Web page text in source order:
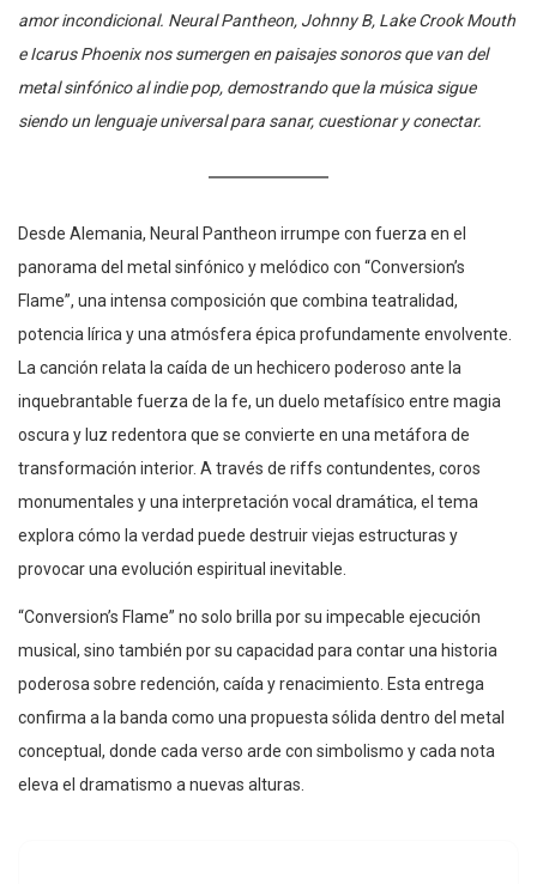
amor incondicional. Neural Pantheon, Johnny B, Lake Crook Mouth
e Icarus Phoenix nos sumergen en paisajes sonoros que van del
metal sinfónico al indie pop, demostrando que la música sigue
siendo un lenguaje universal para sanar, cuestionar y conectar.
Desde Alemania, Neural Pantheon irrumpe con fuerza en el
panorama del metal sinfónico y melódico con “Conversion’s
Flame”, una intensa composición que combina teatralidad,
potencia lírica y una atmósfera épica profundamente envolvente.
La canción relata la caída de un hechicero poderoso ante la
inquebrantable fuerza de la fe, un duelo metafísico entre magia
oscura y luz redentora que se convierte en una metáfora de
transformación interior. A través de riffs contundentes, coros
monumentales y una interpretación vocal dramática, el tema
explora cómo la verdad puede destruir viejas estructuras y
provocar una evolución espiritual inevitable.
“Conversion’s Flame” no solo brilla por su impecable ejecución
musical, sino también por su capacidad para contar una historia
poderosa sobre redención, caída y renacimiento. Esta entrega
confirma a la banda como una propuesta sólida dentro del metal
conceptual, donde cada verso arde con simbolismo y cada nota
eleva el dramatismo a nuevas alturas.